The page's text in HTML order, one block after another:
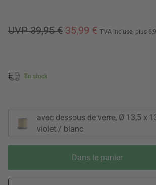
UVP 39,95 € 35,99 € TVA incluse, plus
En stock
avec dessous de verre, Ø 13,5 x
violet / blanc
Dans le panier